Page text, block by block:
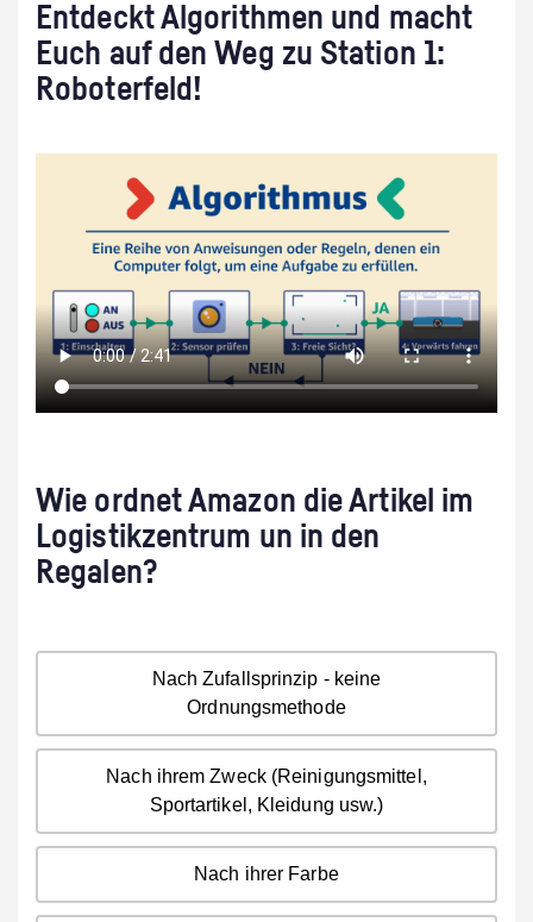
Entdeckt Algorithmen und macht
Euch auf den Weg zu Station 1:
Roboterfeld!
Wie ordnet Amazon die Artikel im
Logistikzentrum un in den
Regalen?